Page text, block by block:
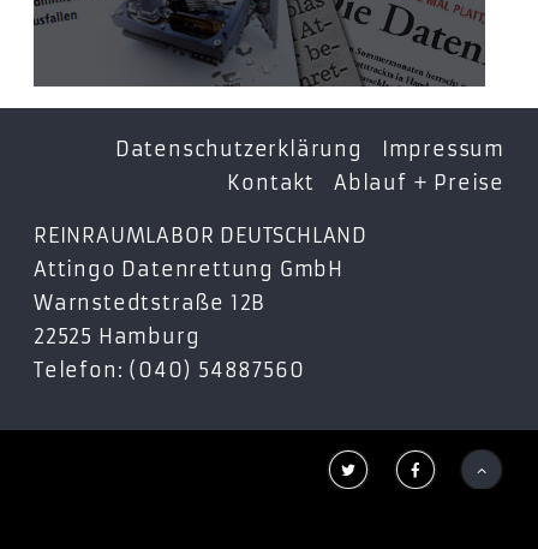
Datenschutzerklärung
Impressum
Kontakt
Ablauf + Preise
REINRAUMLABOR DEUTSCHLAND
Attingo Datenrettung GmbH
Warnstedtstraße 12B
22525 Hamburg
Telefon: (040) 54887560
  